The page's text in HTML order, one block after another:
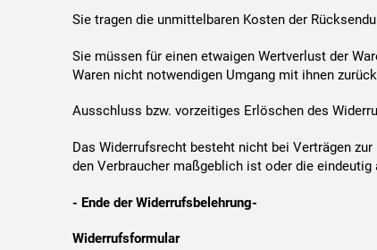
Sie tragen die unmittelbaren Kosten der
Sie müssen für einen etwaigen Wertverlust der
Waren nicht notwendigen Umgang mit ihnen
Ausschluss bzw. vorzeitiges Erlöschen des
Das Widerrufsrecht besteht nicht bei Verträgen
den Verbraucher maßgeblich ist oder die
- Ende der Widerrufsbelehrung-
Widerrufsformular